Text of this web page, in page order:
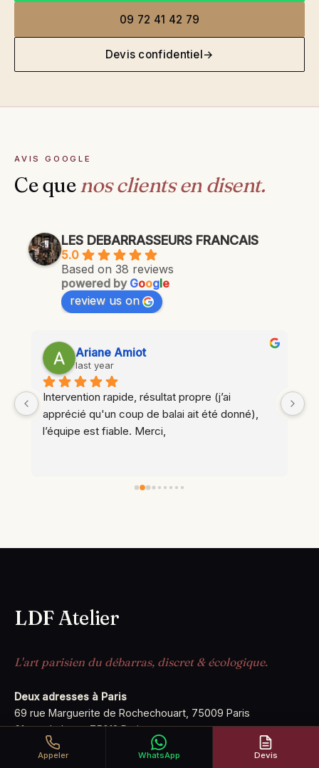
09 72 41 42 79
Devis confidentiel→
AVIS GOOGLE
Ce que nos clients en disent.
LES DEBARRASSEURS FRANCAIS
5.0
Based on 38 reviews
powered by Google
review us on
Ariane Amiot
last year
Intervention rapide, résultat propre (j’ai
apprécié qu'un coup de balai ait été donné),
l’équipe est fiable. Merci,
LDF Atelier
L'art parisien du débarras, discret & écologique.
Deux adresses à Paris
69 rue Marguerite de Rochechouart, 75009 Paris
61 rue de Lyon, 75012 Paris
09 72 41 42 79
Appeler WhatsApp Devis